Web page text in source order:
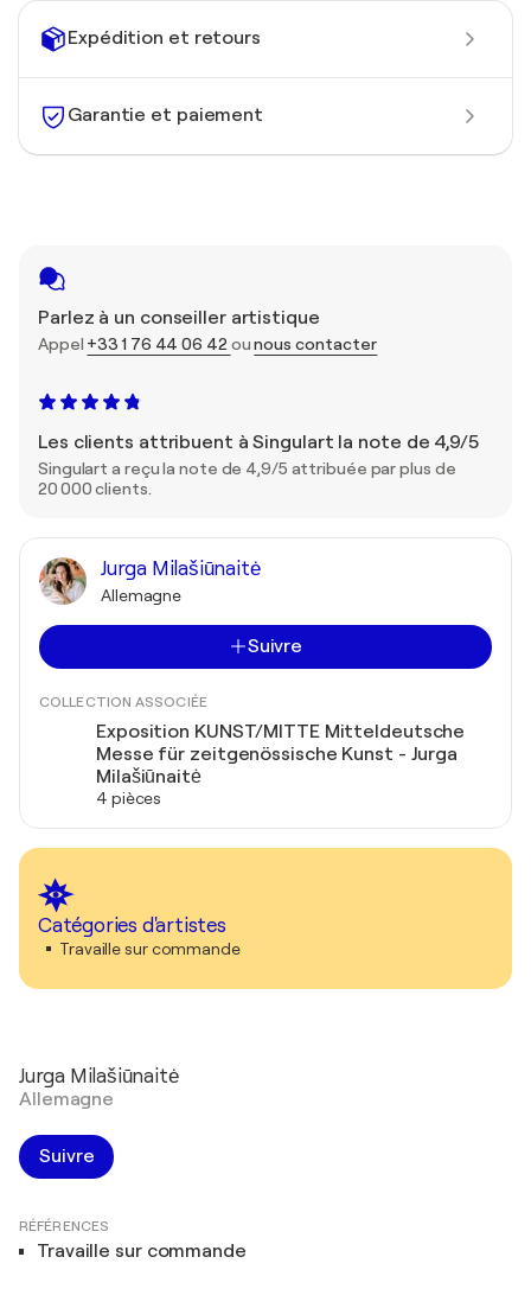
Expédition et retours
Garantie et paiement
Parlez à un conseiller artistique
Appel +33 1 76 44 06 42 ounous contacter
Les clients attribuent à Singulart la note de 4,9/5
Singulart a reçu la note de 4,9/5 attribuée par plus de
20 000 clients.
Jurga Milašiūnaitė
Allemagne
Suivre
COLLECTION ASSOCIÉE
Exposition KUNST/MITTE Mitteldeutsche
Messe für zeitgenössische Kunst - Jurga
Milašiūnaitė
4 pièces
Catégories d'artistes
Travaille sur commande
Jurga Milašiūnaitė
Allemagne
Suivre
RÉFÉRENCES
Travaille sur commande